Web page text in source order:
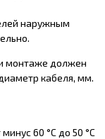
наружным
монтаже должен
кабеля, мм.
60 °С до 50 °С